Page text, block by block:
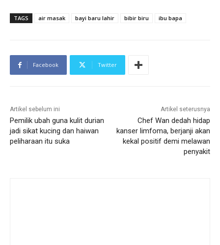
TAGS air masak bayi baru lahir bibir biru ibu bapa
Facebook Twitter
Artikel sebelum ini
Pemilik ubah guna kulit durian
jadi sikat kucing dan haiwan
peliharaan itu suka
Artikel seterusnya
Chef Wan dedah hidap
kanser limfoma, berjanji akan
kekal positif demi melawan
penyakit